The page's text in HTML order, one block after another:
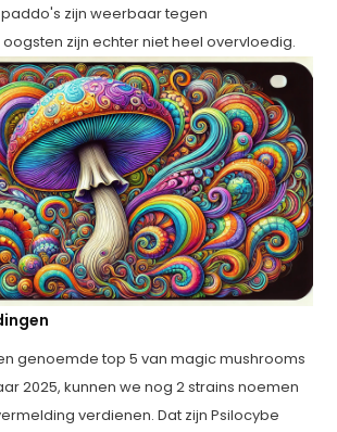
zijn weerbaar tegen
zijn echter niet heel overvloedig.
genoemde top 5 van magic mushrooms
2025, kunnen we nog 2 strains noemen
verdienen. Dat zijn Psilocybe